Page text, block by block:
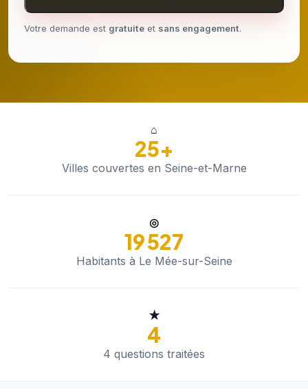
Votre demande est gratuite et sans engagement.
⌂
25+
Villes couvertes en Seine-et-Marne
◎
19 527
Habitants à Le Mée-sur-Seine
★
4
4 questions traitées